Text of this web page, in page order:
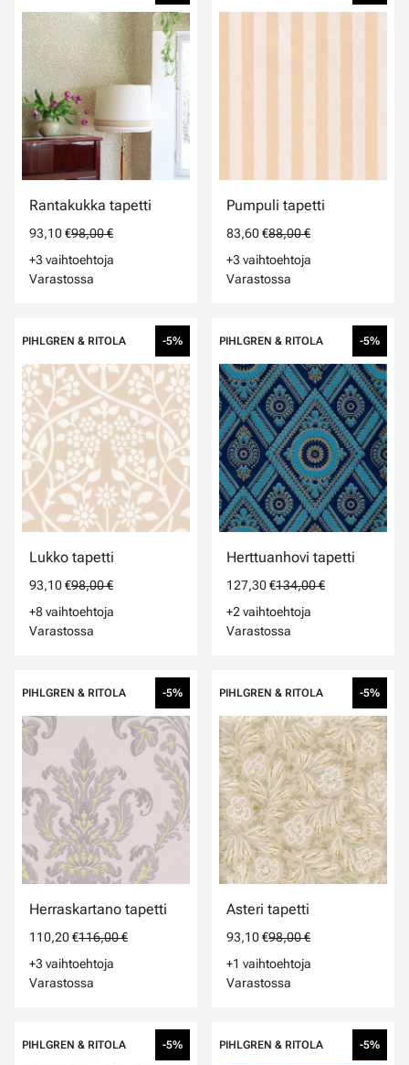
Rantakukka tapetti
93,10 €98,00 €
+3 vaihtoehtoja
Varastossa
Pumpuli tapetti
83,60 €88,00 €
+3 vaihtoehtoja
Varastossa
PIHLGREN & RITOLA -5%
Lukko tapetti
93,10 €98,00 €
+8 vaihtoehtoja
Varastossa
PIHLGREN & RITOLA -5%
Herttuanhovi tapetti
127,30 €134,00 €
+2 vaihtoehtoja
Varastossa
PIHLGREN & RITOLA -5%
Herraskartano tapetti
110,20 €116,00 €
+3 vaihtoehtoja
Varastossa
PIHLGREN & RITOLA -5%
Asteri tapetti
93,10 €98,00 €
+1 vaihtoehtoja
Varastossa
PIHLGREN & RITOLA -5% PIHLGREN & RITOLA -5%